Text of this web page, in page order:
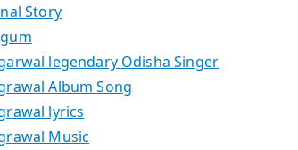
Story
legendary Odisha Singer
Album Song
lyrics
Music